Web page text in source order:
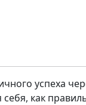
успеха
как